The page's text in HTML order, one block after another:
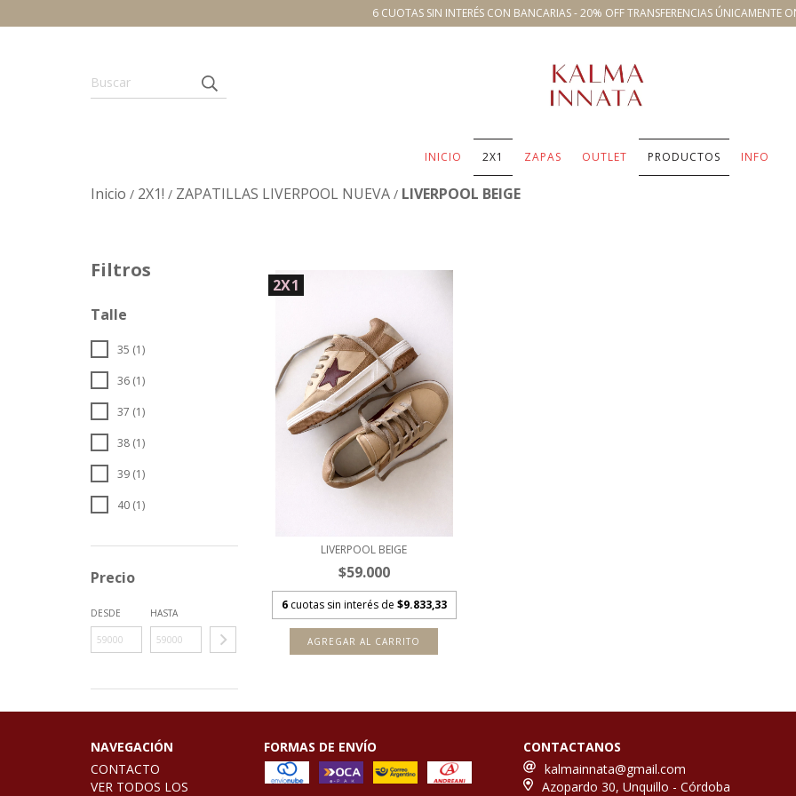
6 CUOTAS SIN INTERÉS CON BANCARIAS - 20% OFF TRANSFERENCIAS ÚNICAMENTE
INICIO 2X1 ZAPAS OUTLET PRODUCTOS INFO
Inicio / 2X1! / ZAPATILLAS LIVERPOOL NUEVA / LIVERPOOL BEIGE
Filtros
Talle
35 (1)
36 (1)
37 (1)
38 (1)
39 (1)
40 (1)
Precio
DESDE HASTA
2X1
LIVERPOOL BEIGE
$59.000
6 cuotas sin interés de $9.833,33
AGREGAR AL CARRITO
NAVEGACIÓN
CONTACTO
VER TODOS LOS
FORMAS DE ENVÍO
CONTACTANOS
kalmainnata@gmail.com
Azopardo 30, Unquillo - Córdoba